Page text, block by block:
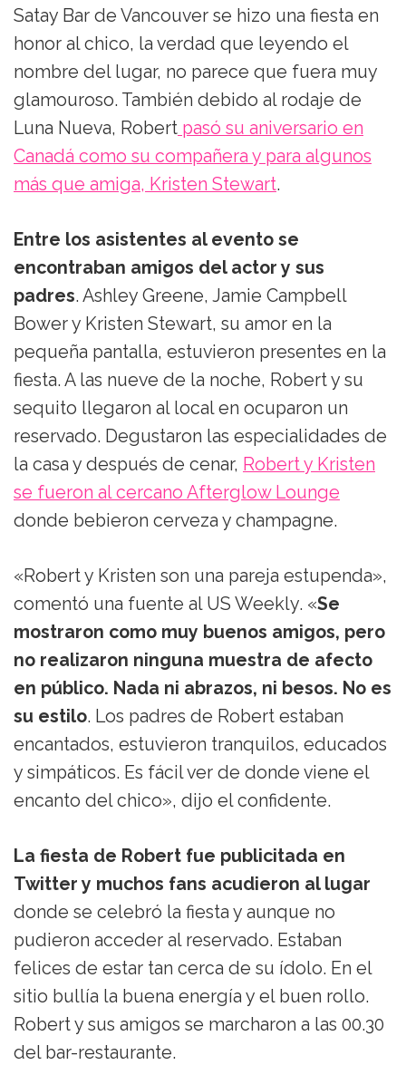
Satay Bar de Vancouver se hizo una fiesta en
honor al chico, la verdad que leyendo el
nombre del lugar, no parece que fuera muy
glamouroso. También debido al rodaje de
Luna Nueva, Robert pasó su aniversario en
Canadá como su compañera y para algunos
más que amiga, Kristen Stewart.
Entre los asistentes al evento se
encontraban amigos del actor y sus
padres. Ashley Greene, Jamie Campbell
Bower y Kristen Stewart, su amor en la
pequeña pantalla, estuvieron presentes en la
fiesta. A las nueve de la noche, Robert y su
sequito llegaron al local en ocuparon un
reservado. Degustaron las especialidades de
la casa y después de cenar, Robert y Kristen
se fueron al cercano Afterglow Lounge
donde bebieron cerveza y champagne.
«Robert y Kristen son una pareja estupenda»,
comentó una fuente al US Weekly. «Se
mostraron como muy buenos amigos, pero
no realizaron ninguna muestra de afecto
en público. Nada ni abrazos, ni besos. No es
su estilo. Los padres de Robert estaban
encantados, estuvieron tranquilos, educados
y simpáticos. Es fácil ver de donde viene el
encanto del chico», dijo el confidente.
La fiesta de Robert fue publicitada en
Twitter y muchos fans acudieron al lugar
donde se celebró la fiesta y aunque no
pudieron acceder al reservado. Estaban
felices de estar tan cerca de su ídolo. En el
sitio bullía la buena energía y el buen rollo.
Robert y sus amigos se marcharon a las 00.30
del bar-restaurante.